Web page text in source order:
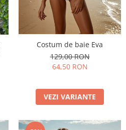
Costum de baie Eva
129,00 RON
64,50 RON
VEZI VARIANTE